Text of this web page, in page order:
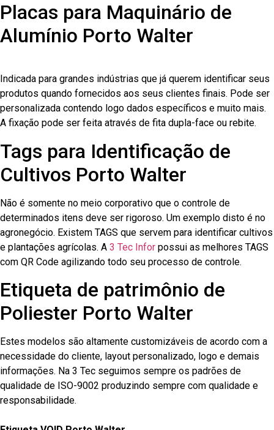
Placas para Maquinário de
Alumínio Porto Walter
Indicada para grandes indústrias que já querem identificar seus
produtos quando fornecidos aos seus clientes finais. Pode ser
personalizada contendo logo dados específicos e muito mais.
A fixação pode ser feita através de fita dupla-face ou rebite.
Tags para Identificação de
Cultivos Porto Walter
Não é somente no meio corporativo que o controle de
determinados itens deve ser rigoroso. Um exemplo disto é no
agronegócio. Existem TAGS que servem para identificar cultivos
e plantações agrícolas. A 3 Tec Infor possui as melhores TAGS
com QR Code agilizando todo seu processo de controle.
Etiqueta de patrimônio de
Poliester Porto Walter
Estes modelos são altamente customizáveis de acordo com a
necessidade do cliente, layout personalizado, logo e demais
informações. Na 3 Tec seguimos sempre os padrões de
qualidade de ISO-9002 produzindo sempre com qualidade e
responsabilidade.